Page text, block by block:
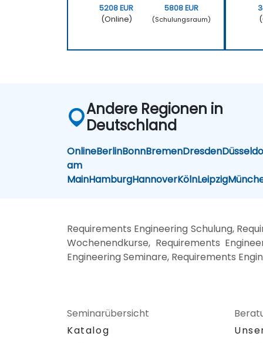
5208 EUR
(Online)
5808 EUR
(Schulungsraum)
Andere Regionen in
Deutschland
OnlineBerlinBonnBremenDresden
am
MainHamburgHannoverKölnLeipzig
Requirements Engineering Schulung,
Wochenendkurse, Requirements
Engineering Seminare, Requirements
Seminarübersicht
Katalog